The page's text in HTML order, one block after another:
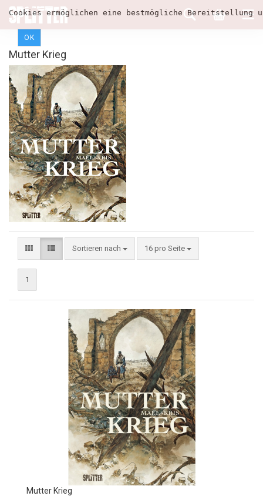
Cookies ermöglichen eine bestmögliche
OK
Mutter Krieg
Sortieren nach 16 pro Seite
1
Mutter Krieg